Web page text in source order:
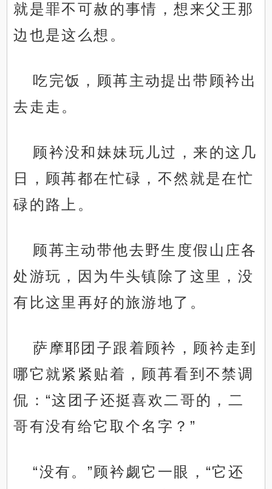
就是罪不可赦的事情，想来父王那
边也是这么想。
吃完饭，顾苒主动提出带顾衿出
去走走。
顾衿没和妹妹玩儿过，来的这几
日，顾苒都在忙碌，不然就是在忙
碌的路上。
顾苒主动带他去野生度假山庄各
处游玩，因为牛头镇除了这里，没
有比这里再好的旅游地了。
萨摩耶团子跟着顾衿，顾衿走到
哪它就紧紧贴着，顾苒看到不禁调
侃：“这团子还挺喜欢二哥的，二
哥有没有给它取个名字？”
“没有。”顾衿觑它一眼，“它还